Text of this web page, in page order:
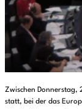
Zwischen Donnerstag,
statt, bei der das